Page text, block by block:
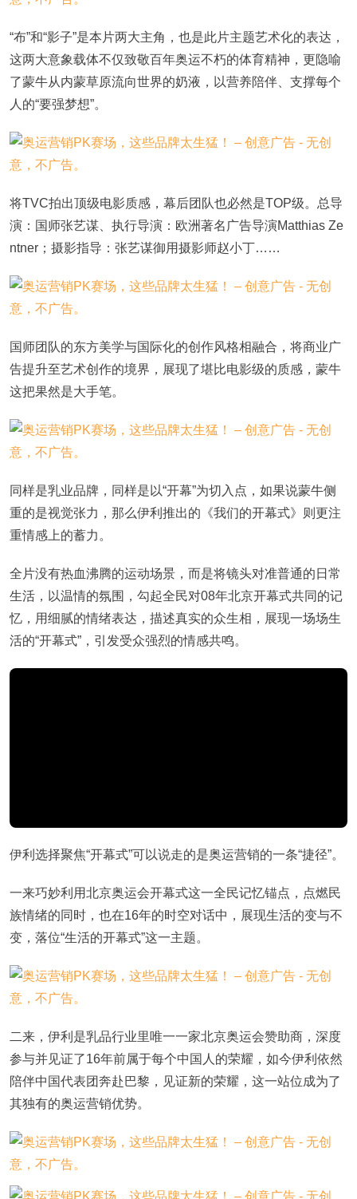
“布”和“影子”是本片两大主角，也是此片主题艺术化的表达，
这两大意象载体不仅致敬百年奥运不朽的体育精神，更隐喻
了蒙牛从内蒙草原流向世界的奶液，以营养陪伴、支撑每个
人的“要强梦想”。
将TVC拍出顶级电影质感，幕后团队也必然是TOP级。总导
演：国师张艺谋、执行导演：欧洲著名广告导演Matthias Ze
ntner；摄影指导：张艺谋御用摄影师赵小丁……
国师团队的东方美学与国际化的创作风格相融合，将商业广
告提升至艺术创作的境界，展现了堪比电影级的质感，蒙牛
这把果然是大手笔。
同样是乳业品牌，同样是以“开幕”为切入点，如果说蒙牛侧
重的是视觉张力，那么伊利推出的《我们的开幕式》则更注
重情感上的蓄力。
全片没有热血沸腾的运动场景，而是将镜头对准普通的日常
生活，以温情的氛围，勾起全民对08年北京开幕式共同的记
忆，用细腻的情绪表达，描述真实的众生相，展现一场场生
活的“开幕式”，引发受众强烈的情感共鸣。
伊利选择聚焦“开幕式”可以说走的是奥运营销的一条“捷径”。
一来巧妙利用北京奥运会开幕式这一全民记忆锚点，点燃民
族情绪的同时，也在16年的时空对话中，展现生活的变与不
变，落位“生活的开幕式”这一主题。
二来，伊利是乳品行业里唯一一家北京奥运会赞助商，深度
参与并见证了16年前属于每个中国人的荣耀，如今伊利依然
陪伴中国代表团奔赴巴黎，见证新的荣耀，这一站位成为了
其独有的奥运营销优势。